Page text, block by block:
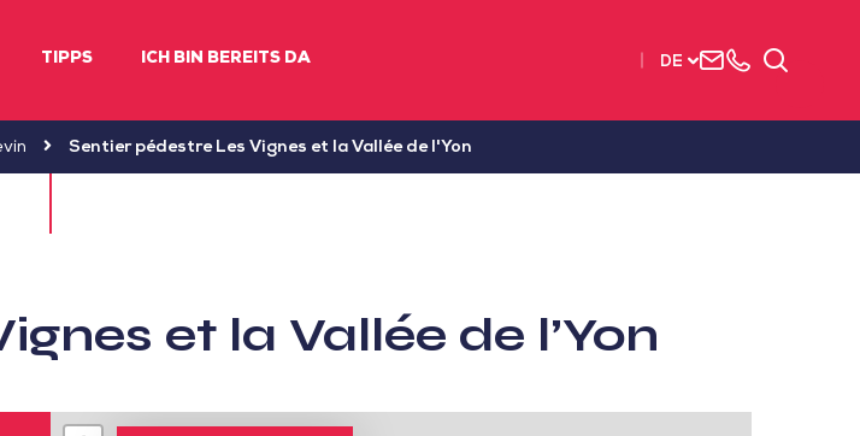
TIPPS ICH BIN BEREITS DA DE
Uns+33Suchen
Sentier pédestre Les Vignes et la Vallée de l'Yon
et la Vallée de l’Yon